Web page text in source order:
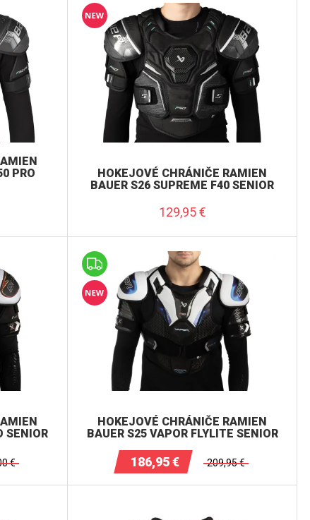
PRO
HOKEJOVÉ CHRÁNIČE RAMIEN
BAUER S26 SUPREME F40 SENIOR
129,95€
SENIOR
€
HOKEJOVÉ CHRÁNIČE RAMIEN
BAUER S25 VAPOR FLYLITE SENIOR
186,95€ 209,95€